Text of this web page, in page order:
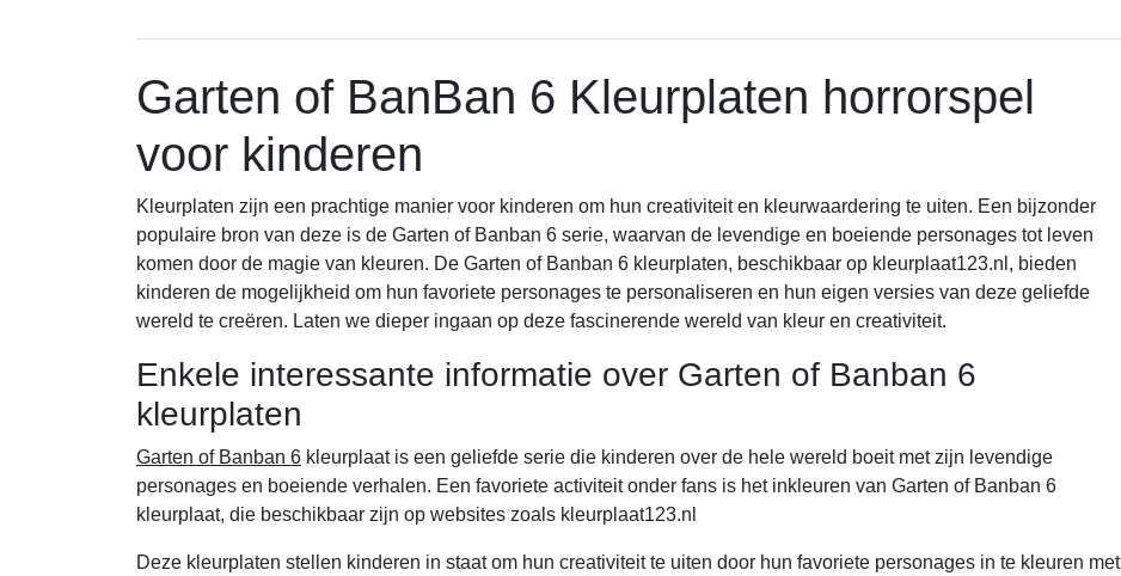
Garten of BanBan 6 Kleurplaten horrorspel
voor kinderen
Kleurplaten zijn een prachtige manier voor kinderen om hun creativiteit en kleurwaardering te uiten. Een bijzonder
populaire bron van deze is de Garten of Banban 6 serie, waarvan de levendige en boeiende personages tot leven
komen door de magie van kleuren. De Garten of Banban 6 kleurplaten, beschikbaar op kleurplaat123.nl, bieden
kinderen de mogelijkheid om hun favoriete personages te personaliseren en hun eigen versies van deze geliefde
wereld te creëren. Laten we dieper ingaan op deze fascinerende wereld van kleur en creativiteit.
Enkele interessante informatie over Garten of Banban 6
kleurplaten
Garten of Banban 6 kleurplaat is een geliefde serie die kinderen over de hele wereld boeit met zijn levendige
personages en boeiende verhalen. Een favoriete activiteit onder fans is het inkleuren van Garten of Banban 6
kleurplaat, die beschikbaar zijn op websites zoals kleurplaat123.nl
Deze kleurplaten stellen kinderen in staat om hun creativiteit te uiten door hun favoriete personages in te kleuren met